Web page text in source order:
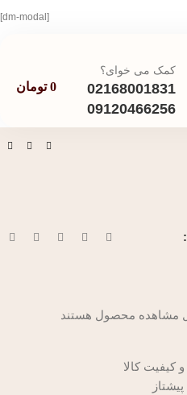
[dm-modal]
کمک می خوای؟
02168001831
09120466256
0 تومان
مشاهده محصول هستند
کیفیت کالا